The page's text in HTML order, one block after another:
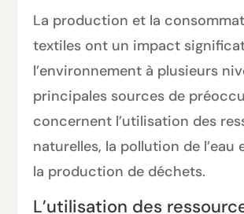
La production et la
textiles ont un impact
l’environnement à plusieurs
principales sources de
concernent l’utilisation des
naturelles, la pollution de l’eau
la production de déchets.
L’utilisation des